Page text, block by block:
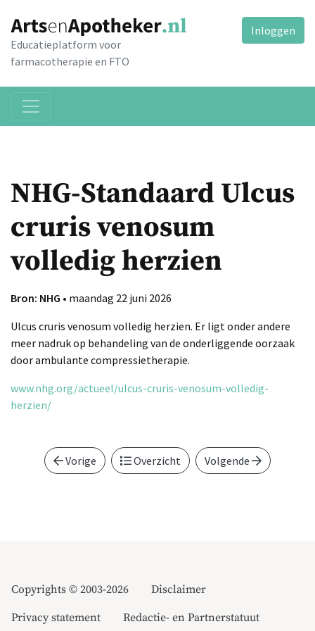
Educatieplatform voor
farmacotherapie en FTO
Inloggen
NHG-Standaard Ulcus
cruris venosum
volledig herzien
Bron: NHG • maandag 22 juni 2026
Ulcus cruris venosum volledig herzien. Er ligt onder andere
meer nadruk op behandeling van de onderliggende oorzaak
door ambulante compressietherapie.
www.nhg.org/actueel/ulcus-cruris-venosum-volledig-
herzien/
Vorige Overzicht Volgende
Copyrights © 2003-2026
Disclaimer
Privacy statement
Redactie- en Partnerstatuut